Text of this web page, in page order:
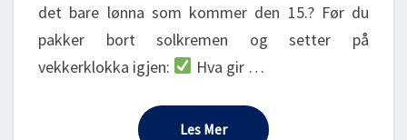
det bare lønna som kommer den 15.? Før du
pakker bort solkremen og setter på
vekkerklokka igjen:
Hva gir …
Les MerLes Mer